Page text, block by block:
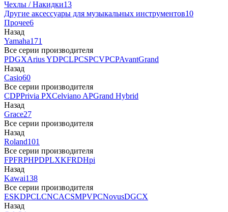
Чехлы / Накидки13
Другие аксессуары для музыкальных инструментов10
Прочее6
Назад
Yamaha171
Все серии производителя
PDGXArius YDPCLPCSPCVPCPAvantGrand
Назад
Casio60
Все серии производителя
CDPPrivia PXCelviano APGrand Hybrid
Назад
Grace27
Все серии производителя
Назад
Roland101
Все серии производителя
FPFRPHPDPLXKFRDHpi
Назад
Kawai138
Все серии производителя
ESKDPCLCNCACSMPVPCNovusDGCX
Назад